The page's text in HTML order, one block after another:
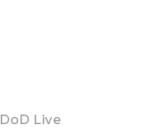
DoD Live